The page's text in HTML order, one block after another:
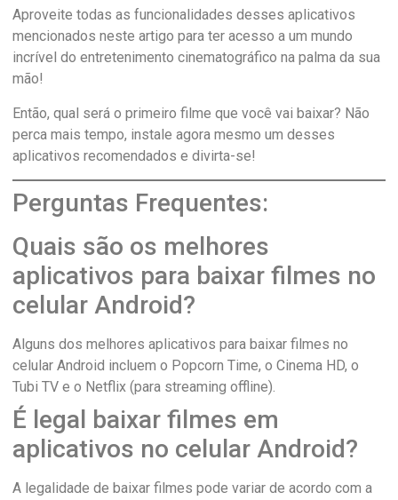
Aproveite todas as funcionalidades desses aplicativos
mencionados neste artigo para ter acesso a um mundo
incrível do entretenimento cinematográfico na palma da sua
mão!
Então, qual será o primeiro filme que você vai baixar? Não
perca mais tempo, instale agora mesmo um desses
aplicativos recomendados e divirta-se!
Perguntas Frequentes:
Quais são os melhores
aplicativos para baixar filmes no
celular Android?
Alguns dos melhores aplicativos para baixar filmes no
celular Android incluem o Popcorn Time, o Cinema HD, o
Tubi TV e o Netflix (para streaming offline).
É legal baixar filmes em
aplicativos no celular Android?
A legalidade de baixar filmes pode variar de acordo com a